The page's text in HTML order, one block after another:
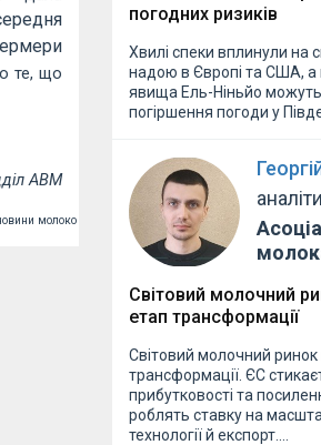
погодних ризиків
Хвилі спеки вплинули на
надою в Європі та США, а
явища Ель-Ніньйо
погіршення погоди у
Світовий молочний
етап трансформації
Світовий молочний
трансформації. ЄС
прибутковості та
роблять ставку на
технології й експорт.…
те, що
АВМ
молоко